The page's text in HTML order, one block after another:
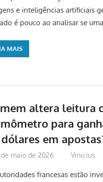
e inteligências artificiais
é pouco ao analisar se
MAIS
altera leitura
para
em
maio de 2026 Vinicius
francesas estão